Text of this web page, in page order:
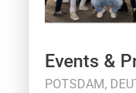
Events &
POTSDAM,